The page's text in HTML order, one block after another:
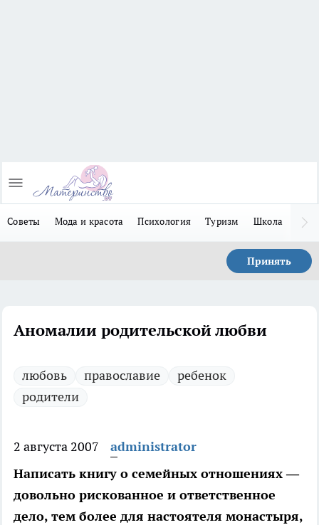
Советы Мода и красота Психология Туризм Школа
Принять
Аномалии родительской любви
любовь православие
ребенок
родители
2 августа 2007
administrator
Написать книгу о семейных отношениях —
довольно рискованное и ответственное
дело, тем более для настоятеля монастыря,